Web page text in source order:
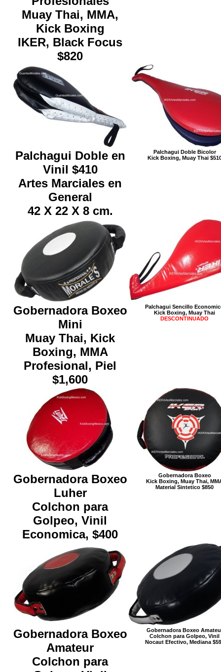
Muay Thai, MMA,
Kick Boxing
IKER, Black Focus
$820
Palchagui Doble en
Vinil $410
Artes Marciales en
General
42 X 22 X 8 cm.
Palchagui Doble Bicolor
Kick Boxing, Muay Thai
Gobernadora Boxeo
Mini
Muay Thai, Kick
Boxing, MMA
Profesional, Piel
$1,600
Palchagui Sencillo
Kick Boxing, Muay Thai
DESCONTINUADO
Gobernadora Boxeo
Luher
Colchon para
Golpeo, Vinil
Economica, $400
Gobernadora Boxeo
Kick Boxing, Muay Thai,
Material Sintetico $850
Gobernadora Boxeo
Amateur
Colchon para
Gobernadora Boxeo
Colchon para Golpeo, Vinil
Nocaut Efectivo, Mediana